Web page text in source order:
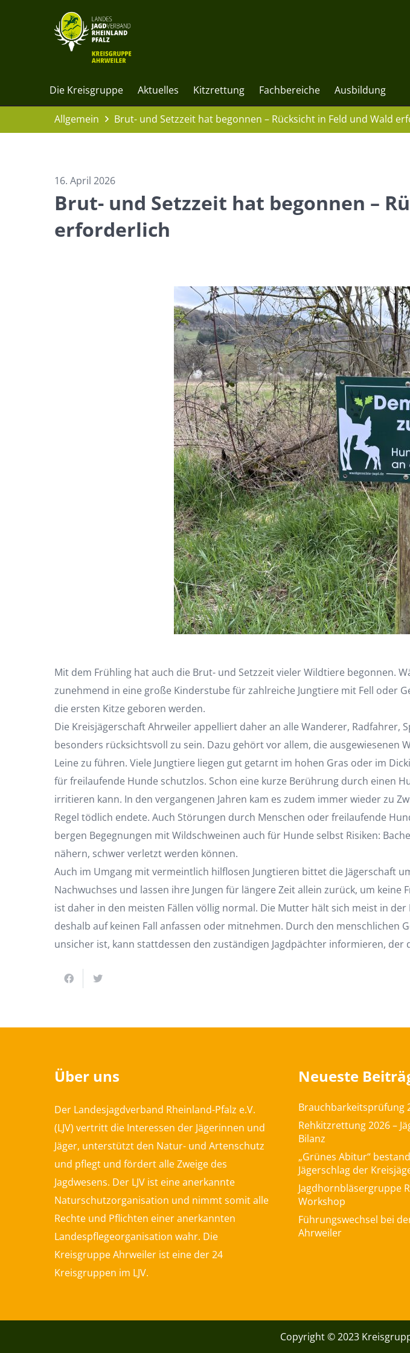
Die Kreisgruppe Aktuelles Kitzrettung Fachbereiche Ausbildung
Allgemein Brut- und Setzzeit hat begonnen – Rücksicht in Feld und Wald
16. April 2026
Brut- und Setzzeit hat begonnen –
erforderlich
Mit dem Frühling hat auch die Brut- und Setzzeit vieler Wildtiere begonnen.
zunehmend in eine große Kinderstube für zahlreiche Jungtiere mit Fell oder
die ersten Kitze geboren werden.
Die Kreisjägerschaft Ahrweiler appelliert daher an alle Wanderer,
besonders rücksichtsvoll zu sein. Dazu gehört vor allem, die
Leine zu führen. Viele Jungtiere liegen gut getarnt im hohen Gras oder im
für freilaufende Hunde schutzlos. Schon eine kurze Berührung durch einen
irritieren kann. In den vergangenen Jahren kam es zudem immer wieder zu
Regel tödlich endete. Auch Störungen durch Menschen oder freilaufende
bergen Begegnungen mit Wildschweinen auch für Hunde selbst Risiken:
nähern, schwer verletzt werden können.
Auch im Umgang mit vermeintlich hilflosen Jungtieren bittet die Jägerschaft
Nachwuchses und lassen ihre Jungen für längere Zeit allein zurück, um
ist daher in den meisten Fällen völlig normal. Die Mutter hält sich meist in
deshalb auf keinen Fall anfassen oder mitnehmen. Durch den menschlichen
unsicher ist, kann stattdessen den zuständigen Jagdpächter informieren, der
Über uns
Der Landesjagdverband Rheinland-Pfalz e.V.
(LJV) vertritt die Interessen der Jägerinnen und
Jäger, unterstützt den Natur- und Artenschutz
und pflegt und fördert alle Zweige des
Jagdwesens. Der LJV ist eine anerkannte
Naturschutzorganisation und nimmt somit alle
Rechte und Pflichten einer anerkannten
Landespflegeorganisation wahr. Die
Kreisgruppe Ahrweiler ist eine der 24
Kreisgruppen im LJV.
Neueste
Brauchbarkeitsprüfung
Rehkitzrettung 2026 –
Bilanz
„Grünes Abitur“
Jägerschlag der
Jagdhornbläsergruppe
Workshop
Führungswechsel bei
Ahrweiler
Copyright © 2023